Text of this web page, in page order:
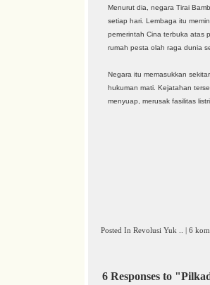
Menurut dia, negara Tirai
setiap hari. Lembaga itu
pemerintah Cina terbuka atas
rumah pesta olah raga dunia
Negara itu memasukkan
hukuman mati. Kejatahan
menyuap, merusak fasilitas
Posted In Revolusi Yuk .. | 6
6 Responses to